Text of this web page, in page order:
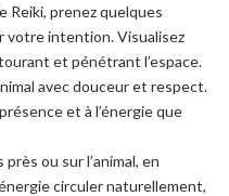
Reiki, prenez quelques
votre intention. Visualisez
et pénétrant l’espace.
avec douceur et respect.
et à l’énergie que
ou sur l’animal, en
circuler naturellement,